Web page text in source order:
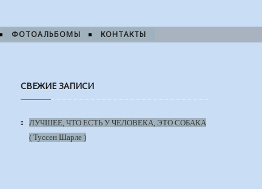
ФОТОАЛЬБОМЫ КОНТАКТЫ
СВЕЖИЕ ЗАПИСИ
ЛУЧШЕЕ, ЧТО ЕСТЬ У ЧЕЛОВЕКА, ЭТО СОБАКА
( Туссен Шарле )